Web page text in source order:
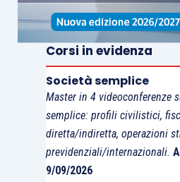
Corsi in evidenza
Società semplice
Master in 4 videoconferenze
semplice: profili civilistici,
diretta/indiretta, operazioni
previdenziali/internazionali.
9/09/2026